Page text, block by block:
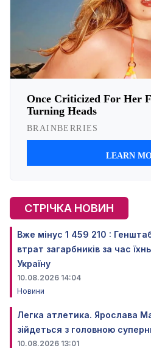
СТРІЧКА НОВИН
Вже мінус 1 459 210 :
втрат загарбників за час
Україну
10.08.2026 14:04
Новини
Легка атлетика. Ярослава
зійдеться з головною
10.08.2026 13:01